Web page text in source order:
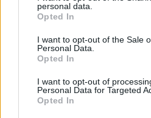
grant or deny consent to Google
use your data for below specified
consent section.
personal data.
Opted In
I want to opt-out of the Sale
Personal Data.
Opted In
I want to opt-out of
Personal Data for Targeted
Opted In
GYŐRI RÓMER MÚZEUMBAN
hét második felére, a hőségriadó
– Kőtár is díjmentesen látogatható.